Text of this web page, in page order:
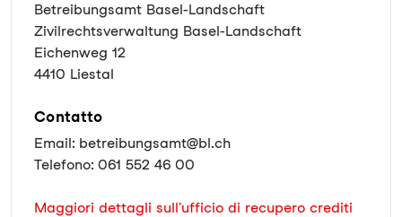
Betreibungsamt Basel-Landschaft
Zivilrechtsverwaltung Basel-Landschaft
Eichenweg 12
4410 Liestal
Contatto
Email: betreibungsamt@bl.ch
Telefono: 061 552 46 00
Maggiori dettagli sull'ufficio di recupero crediti